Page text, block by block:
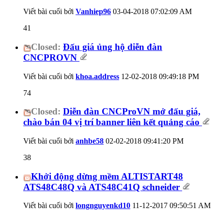
Viết bài cuối bởi Vanhiep96 03-04-2018 07:02:09 AM
41
Closed: Đấu giá ủng hộ diễn đàn
CNCPROVN
Viết bài cuối bởi khoa.address 12-02-2018 09:49:18 PM
74
Closed: Diễn đàn CNCProVN mở đấu giá,
chào bán 04 vị trí banner liên kết quảng cáo
Viết bài cuối bởi anhbe58 02-02-2018 09:41:20 PM
38
Khởi động dừng mềm ALTISTART48
ATS48C48Q và ATS48C41Q schneider
Viết bài cuối bởi longnguyenkd10 11-12-2017 09:50:51 AM